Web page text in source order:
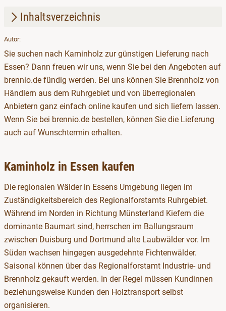
Inhaltsverzeichnis
1.
2. Kaminholz im Angebot
Autor:
Sie suchen nach Kaminholz zur günstigen Lieferung nach
Essen? Dann freuen wir uns, wenn Sie bei den Angeboten auf
brennio.de fündig werden. Bei uns können Sie Brennholz von
Händlern aus dem Ruhrgebiet und von überregionalen
Anbietern ganz einfach online kaufen und sich liefern lassen.
Wenn Sie bei brennio.de bestellen, können Sie die Lieferung
auch auf Wunschtermin erhalten.
Kaminholz in Essen kaufen
Die regionalen Wälder in Essens Umgebung liegen im
Zuständigkeitsbereich des Regionalforstamts Ruhrgebiet.
Während im Norden in Richtung Münsterland Kiefern die
dominante Baumart sind, herrschen im Ballungsraum
zwischen Duisburg und Dortmund alte Laubwälder vor. Im
Süden wachsen hingegen ausgedehnte Fichtenwälder.
Saisonal können über das Regionalforstamt Industrie- und
Brennholz gekauft werden. In der Regel müssen Kundinnen
beziehungsweise Kunden den Holztransport selbst
organisieren.